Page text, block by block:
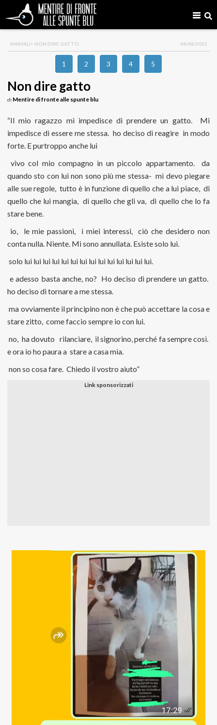
ANIMALI> NON DIRE GATTO 04/06/2025
1 2 3 4 5
Non dire gatto
di Mentire di fronte alle spunte blu
“Il mio ragazzo mi impedisce di prendere un gatto. Mi
impedisce di essere me stessa. ho deciso di reagire in modo
forte. E purtroppo anche lui
vivo col mio compagno in un piccolo appartamento. da
quando sto con lui non sono più me stessa- mi devo piegare
alle sue regole, tutto è in funzione di quello che a lui piace, di
quello che lui mangia, di quello che gli va, di quello che lo fa
stare bene.
io, le mie passioni, i miei interessi, ciò che desidero non
conta nulla. Niente. Mi sono annullata. Esiste solo lui.
solo lui lui lui lui lui lui lui lui lui lui lui lui lui lui.
e adesso basta anche, no? Ho deciso di prendere un gatto.
ho deciso di tornare a me stessa.
ma ovviamente il principino non è che può accettare la cosa e
stare zitto, come faccio sempre io con lui.
no, ha dovuto rilanciare, il signorino, perché fa sempre così.
e ora io ho paura a stare a casa mia.
non so cosa fare. Chiedo il vostro aiuto”